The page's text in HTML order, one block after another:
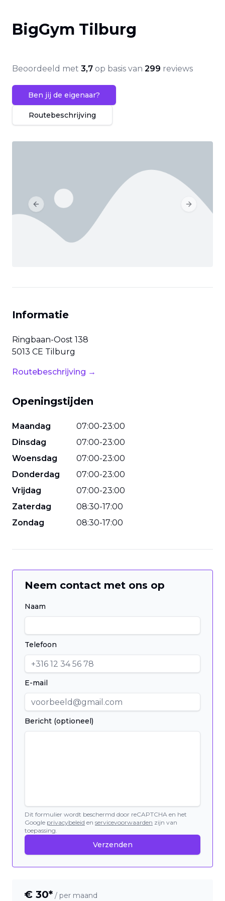
BigGym Tilburg
Beoordeeld met 3,7 op basis van 299 reviews
Ben jij de eigenaar?
Routebeschrijving
Previous slide Next slide
Informatie
Ringbaan-Oost 138
5013 CE Tilburg
Routebeschrijving →
Openingstijden
Maandag 07:00-23:00
Dinsdag
07:00-23:00
Woensdag
07:00-23:00
Donderdag
07:00-23:00
Vrijdag
07:00-23:00
Zaterdag
08:30-17:00
Zondag
08:30-17:00
Neem contact met ons op
Naam
Telefoon
E-mail
Bericht (optioneel)
Dit formulier wordt beschermd door reCAPTCHA en het
Google privacybeleid en servicevoorwaarden zijn van
toepassing.
Verzenden
€ 30* / per maand